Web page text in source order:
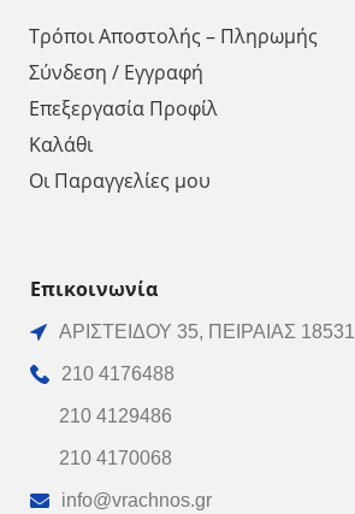
Τρόποι Αποστολής – Πληρωμής
Σύνδεση / Εγγραφή
Επεξεργασία Προφίλ
Καλάθι
Οι Παραγγελίες μου
Επικοινωνία
ΑΡΙΣΤΕΙΔΟΥ 35, ΠΕΙΡΑΙΑΣ 18531
210 4176488
210 4129486
210 4170068
info@vrachnos.gr